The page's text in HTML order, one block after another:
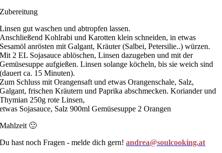
Zubereitung
Linsen gut waschen und abtropfen lassen.
Anschließend Kohlrabi und Karotten klein schneiden, in etwas
Sesamöl anrösten mit Galgant, Kräuter (Salbei, Petersilie..) würzen.
Mit 2 EL Sojasauce ablöschen, Linsen dazugeben und mit der
Gemüsesuppe aufgießen. Linsen solange köcheln, bis sie weich sind
(dauert ca. 15 Minuten).
Zum Schluss mit Orangensaft und etwas Orangenschale, Salz,
Galgant, frischen Kräutern und Paprika abschmecken. Koriander und
Thymian 250g rote Linsen,
etwas Sojasauce, Salz 900ml Gemüsesuppe 2 Orangen
Mahlzeit 🙂
Du hast noch Fragen - melde dich gern!andrea@soulcooking.at